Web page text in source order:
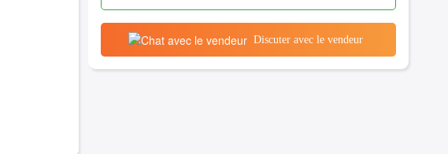
Discuter avec le vendeur